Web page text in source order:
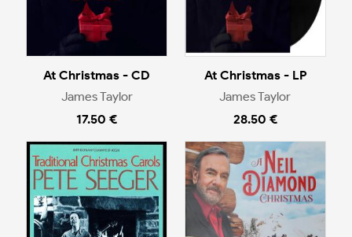
At Christmas - CD
James Taylor
17.50 €
At Christmas - LP
James Taylor
28.50 €